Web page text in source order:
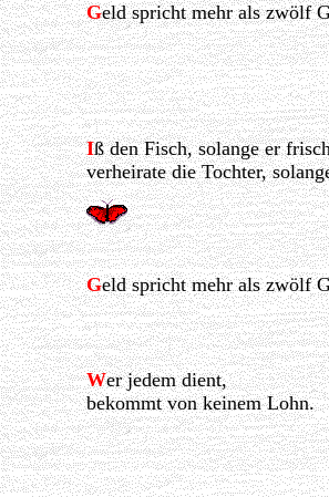
Geld spricht mehr als zwölf
Iß den Fisch, solange er
verheirate die Tochter,
Geld spricht mehr als zwölf
Wer jedem dient,
bekommt von keinem Lohn.